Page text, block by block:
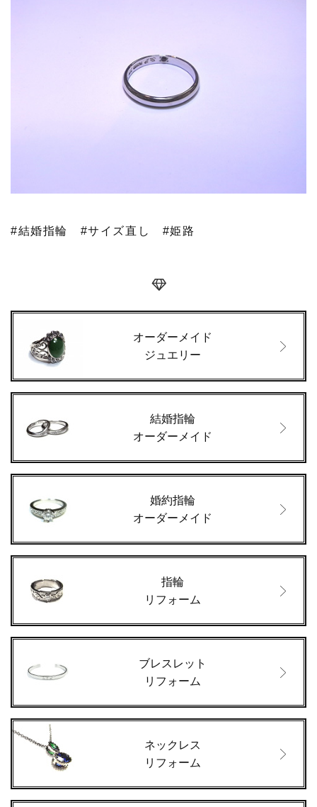
#結婚指輪 #サイズ直し #姫路
オーダーメイド
ジュエリー
結婚指輪
オーダーメイド
婚約指輪
オーダーメイド
指輪
リフォーム
ブレスレット
リフォーム
ネックレス
リフォーム